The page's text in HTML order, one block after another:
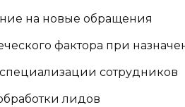
на новые обращения
фактора при
сотрудников
лидов